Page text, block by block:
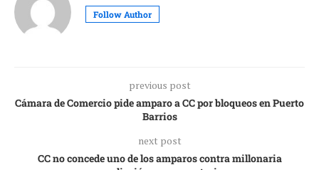
Follow Author
previous post
Cámara de Comercio pide amparo a CC por bloqueos en Puerto
Barrios
next post
CC no concede uno de los amparos contra millonaria